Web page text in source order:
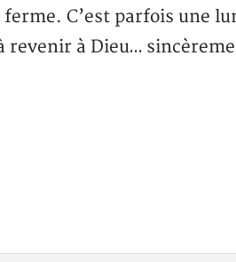
C’est parfois une
revenir à Dieu…